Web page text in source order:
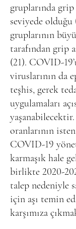
gruplarında grip
seviyede olduğu
gruplarının
tarafından grip
(21). COVID-
viruslarının da
teşhis, gerek
uygulamaları
oranlarının
COVID-19
karmaşık hale
birlikte 2020-
talep nedeniyle
için aşı temin
karşımıza